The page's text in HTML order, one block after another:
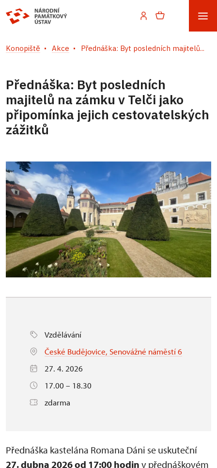
Konopiště Akce Přednáška: Byt posledních majitelů...
Přednáška: Byt posledních
majitelů na zámku v Telči jako
připomínka jejich cestovatelských
zážitků
Vzdělávání
České Budějovice, Senovážné náměstí 6
27. 4. 2026
17.00 – 18.30
zdarma
Přednáška kastelána Romana Dáni se uskuteční
27. dubna 2026 od 17:00 hodin v přednáškovém